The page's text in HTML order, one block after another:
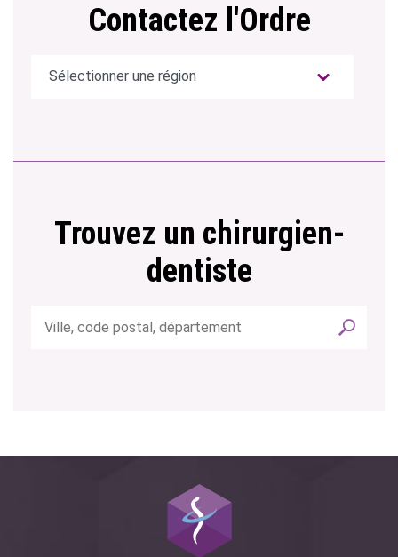
Contactez l'Ordre
Trouvez un chirurgien-
dentiste